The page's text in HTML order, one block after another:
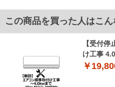
この商品を買った人はこ
【受付
け工事
￥